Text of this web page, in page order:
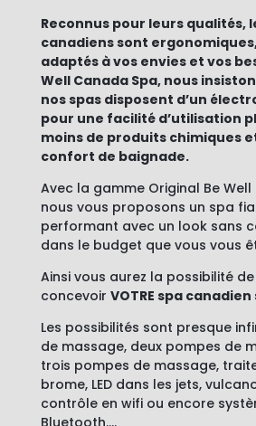
Reconnus pour leurs qualités,
canadiens sont
adaptés à vos envies et vos
Well Canada Spa, nous
nos spas disposent d’un
pour une facilité d’utilisation
moins de produits chimiques
confort de baignade.
Avec la gamme Original Be
nous vous proposons un spa
performant avec un look sans
dans le budget que vous vous
Ainsi vous aurez la possibilité
concevoir VOTRE spa
Les possibilités sont presque
de massage, deux pompes de
trois pompes de massage,
brome, LED dans les jets,
contrôle en wifi ou encore